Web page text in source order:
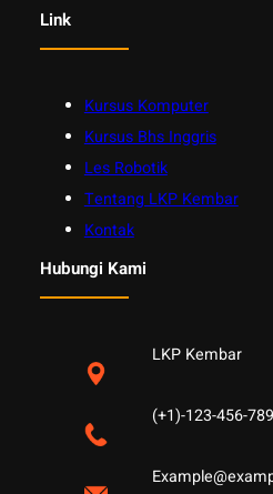
Link
Kursus Komputer
Kursus Bhs Inggris
Les Robotik
Tentang LKP Kembar
Kontak
Hubungi Kami
LKP Kembar
(+1)-123-456-789